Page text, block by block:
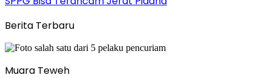
Berita Terbaru
Muara Teweh